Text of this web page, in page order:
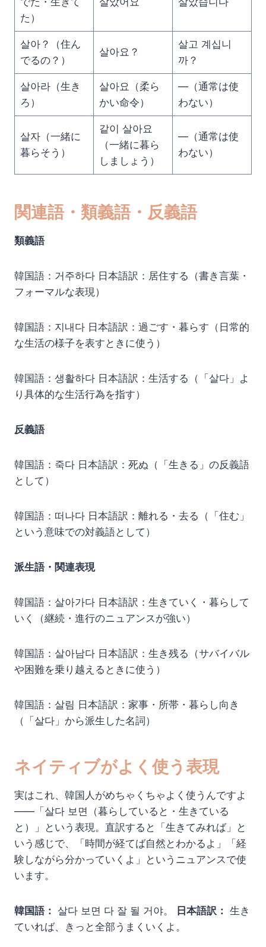
た）
살아？（住ん
でるの？）
살아요？
살고 계십니
까？
살아라（生き
ろ）
살아요（柔ら
かい命令）
—（通常は使
わない）
살자（一緒に
暮らそう）
같이 살아요
（一緒に暮ら
しましょう）
—（通常は使
わない）
関連語・類義語・反義語
類義語
韓国語：거주하다 日本語訳：居住する（書き言葉・
フォーマルな表現）
韓国語：지내다 日本語訳：過ごす・暮らす（日常的
な生活の様子を表すときに使う）
韓国語：생활하다 日本語訳：生活する（「살다」よ
り具体的な生活行為を指す）
反義語
韓国語：죽다 日本語訳：死ぬ（「生きる」の反義語
として）
韓国語：떠나다 日本語訳：離れる・去る（「住む」
という意味での対義語として）
派生語・関連表現
韓国語：살아가다 日本語訳：生きていく・暮らして
いく（継続・進行のニュアンスが強い）
韓国語：살아남다 日本語訳：生き残る（サバイバル
や困難を乗り越えるときに使う）
韓国語：살림 日本語訳：家事・所帯・暮らし向き
（「살다」から派生した名詞）
ネイティブがよく使う表現
実はこれ、韓国人がめちゃくちゃよく使うんですよ
——「살다 보면（暮らしていると・生きている
と）」という表現。直訳すると「生きてみれば」と
いう感じで、「時間が経てば自然とわかるよ」「経
験しながら分かっていくよ」というニュアンスで使
います。
韓国語： 살다 보면 다 잘 될 거야。 日本語訳： 生き
ていれば、きっと全部うまくいくよ。